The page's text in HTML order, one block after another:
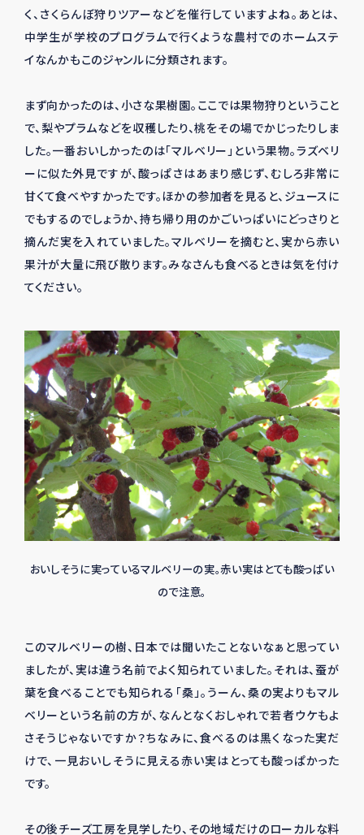
く、さくらんぼ狩りツアーなどを催行していますよね。あとは、
中学生が学校のプログラムで行くような農村でのホームステ
イなんかもこのジャンルに分類されます。
まず向かったのは、小さな果樹園。ここでは果物狩りということ
で、梨やプラムなどを収穫したり、桃をその場でかじったりしま
した。一番おいしかったのは「マルベリー」という果物。ラズベリ
ーに似た外見ですが、酸っぱさはあまり感じず、むしろ非常に
甘くて食べやすかったです。ほかの参加者を見ると、ジュースに
でもするのでしょうか、持ち帰り用のかごいっぱいにどっさりと
摘んだ実を入れていました。マルベリーを摘むと、実から赤い
果汁が大量に飛び散ります。みなさんも食べるときは気を付け
てください。
おいしそうに実っているマルベリーの実。赤い実はとても酸っぱい
ので注意。
このマルベリーの樹、日本では聞いたことないなぁと思ってい
ましたが、実は違う名前でよく知られていました。それは、蚕が
葉を食べることでも知られる「桑」。うーん、桑の実よりもマル
ベリーという名前の方が、なんとなくおしゃれで若者ウケもよ
さそうじゃないですか？ちなみに、食べるのは黒くなった実だ
けで、一見おいしそうに見える赤い実はとっても酸っぱかった
です。
その後チーズ工房を見学したり、その地域だけのローカルな料